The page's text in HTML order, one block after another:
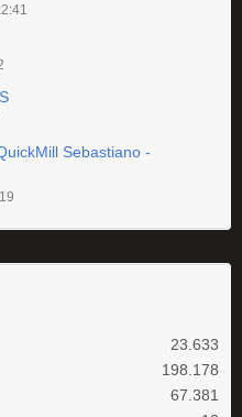
Sebastiano -
23.633
198.178
67.381